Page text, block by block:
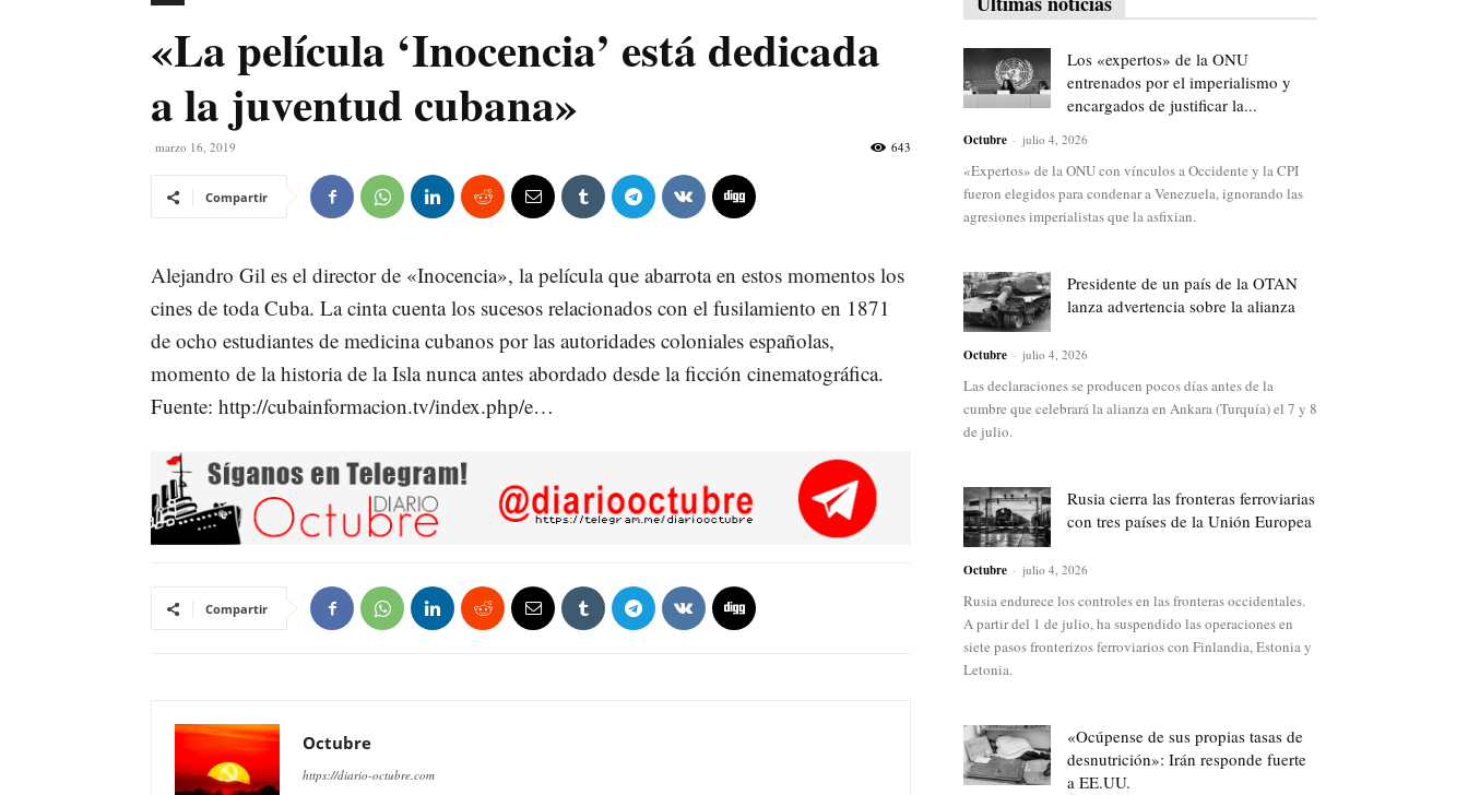
«La película ‘Inocencia’ está dedicada
a la juventud cubana»
marzo 16, 2019 643
Compartir
Alejandro Gil es el director de «Inocencia», la película que abarrota en estos momentos los
cines de toda Cuba. La cinta cuenta los sucesos relacionados con el fusilamiento en 1871
de ocho estudiantes de medicina cubanos por las autoridades coloniales españolas,
momento de la historia de la Isla nunca antes abordado desde la ficción cinematográfica.
Fuente: http://cubainformacion.tv/index.php/e…
Compartir
Octubre
https://diario-octubre.com
Los «expertos» de la ONU
entrenados por el imperialismo y
encargados de justificar la...
Octubre - julio 4, 2026
«Expertos» de la ONU con vínculos a Occidente y la CPI
fueron elegidos para condenar a Venezuela, ignorando las
agresiones imperialistas que la asfixian.
Presidente de un país de la OTAN
lanza advertencia sobre la alianza
Octubre - julio 4, 2026
Las declaraciones se producen pocos días antes de la
cumbre que celebrará la alianza en Ankara (Turquía) el 7 y 8
de julio.
Rusia cierra las fronteras ferroviarias
con tres países de la Unión Europea
Octubre - julio 4, 2026
Rusia endurece los controles en las fronteras occidentales.
A partir del 1 de julio, ha suspendido las operaciones en
siete pasos fronterizos ferroviarios con Finlandia, Estonia y
Letonia.
«Ocúpense de sus propias tasas de
desnutrición»: Irán responde fuerte
a EE.UU.